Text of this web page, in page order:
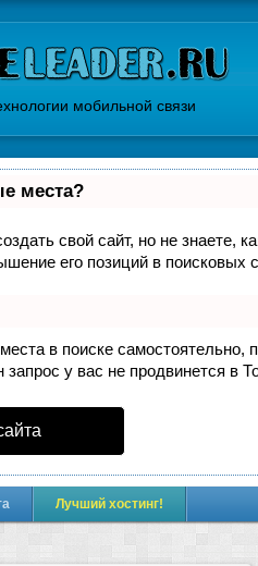
мобильной связи
места?
свой сайт, но не знаете,
его позиций в поисковых
в поиске самостоятельно,
у вас не продвинется в
Лучший хостинг!